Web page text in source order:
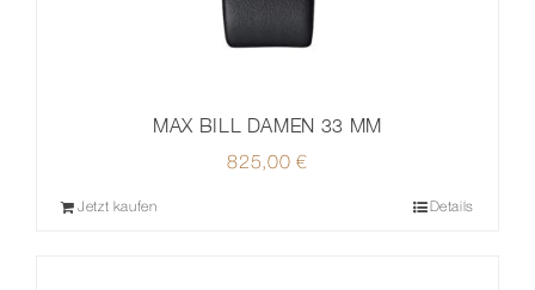
MAX BILL DAMEN 33 MM
825,00 €
Jetzt kaufen Details